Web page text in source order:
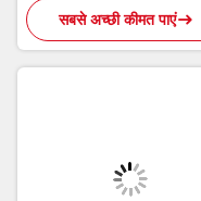
सबसे अच्छी कीमत पाएं